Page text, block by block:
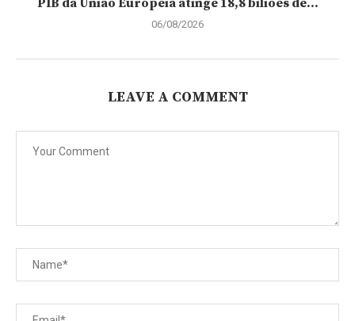
06/08/2026
LEAVE A COMMENT